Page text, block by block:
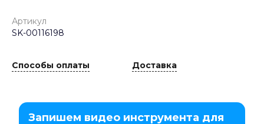
Артикул
SK-00116198
Способы оплаты Доставка
Запишем видео инструмента для